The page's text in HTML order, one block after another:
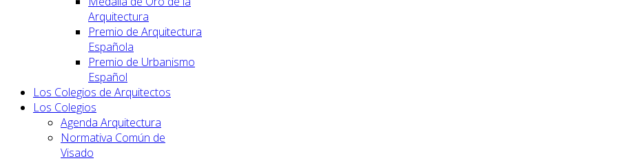
Arquitectura
Premio de Arquitectura
Española
Premio de Urbanismo
Español
Los Colegios de Arquitectos
Los Colegios
Agenda Arquitectura
Normativa Común de
Visado